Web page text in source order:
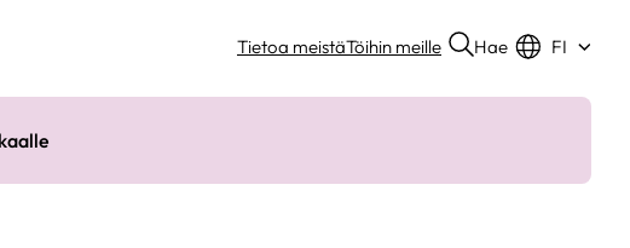
Tietoa meistäTöihin meille Hae FI